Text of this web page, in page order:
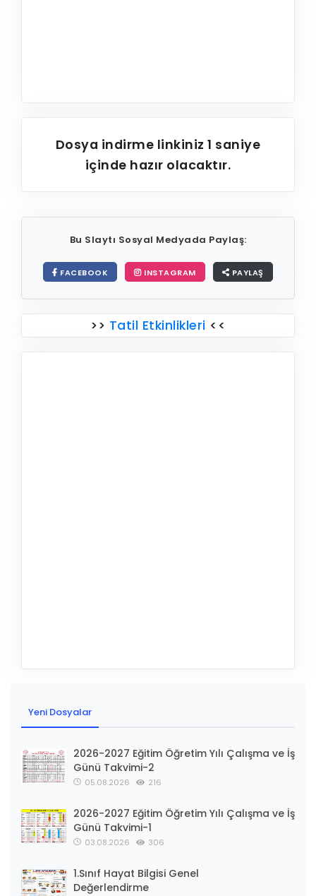
Dosya indirme linkiniz1 saniye
içinde hazır olacaktır.
Bu Slaytı Sosyal Medyada Paylaş:
FACEBOOK INSTAGRAM PAYLAŞ
>> Tatil Etkinlikleri <<
Yeni Dosyalar
2026-2027 Eğitim Öğretim Yılı Çalışma ve İş
Günü Takvimi-2
05.08.2026 216
2026-2027 Eğitim Öğretim Yılı Çalışma ve İş
Günü Takvimi-1
03.08.2026 306
1.Sınıf Hayat Bilgisi Genel
Değerlendirme